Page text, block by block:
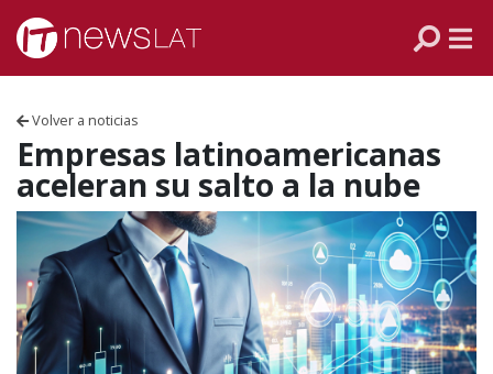
Skip to content
Volver a noticias
Empresas latinoamericanas
aceleran su salto a la nube
ECUADOR
PERÚ
CHILE
ARGENTINA